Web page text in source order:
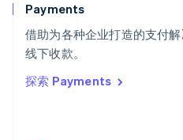
Payments
借助为各种企业打造的支付
线下收款。
探索 Payments
泰国
ไทยEnglish
希腊
English
西班牙